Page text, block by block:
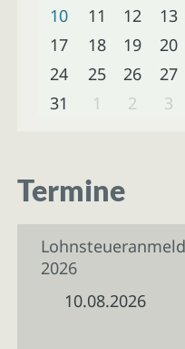
10
11 12 13
17
18 19 20
24
25 26 27
31
1 2 3
Termine
2026
10.08.2026